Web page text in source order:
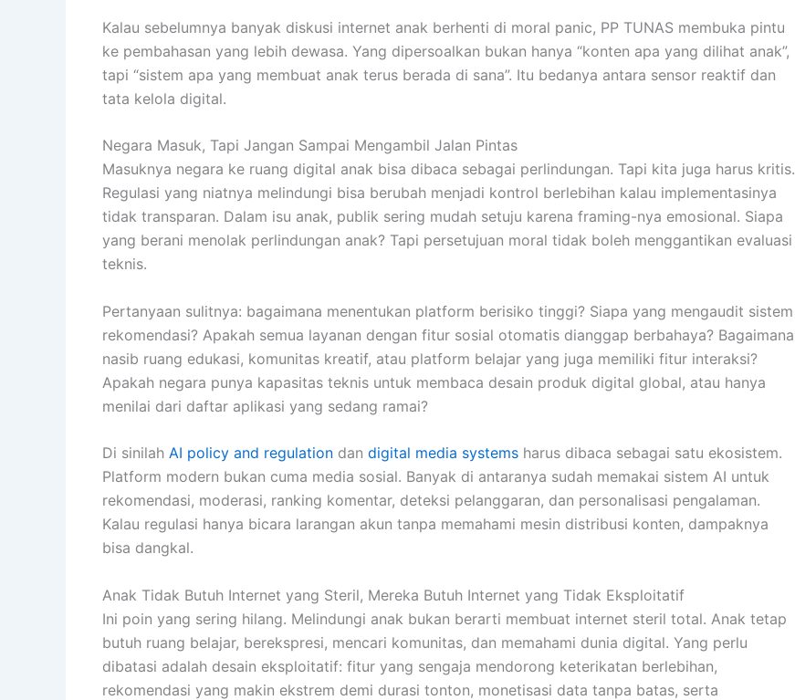
Kalau sebelumnya banyak diskusi internet anak berhenti di moral panic, PP TUNAS membuka pintu
ke pembahasan yang lebih dewasa. Yang dipersoalkan bukan hanya “konten apa yang dilihat anak”,
tapi “sistem apa yang membuat anak terus berada di sana”. Itu bedanya antara sensor reaktif dan
tata kelola digital.
Negara Masuk, Tapi Jangan Sampai Mengambil Jalan Pintas
Masuknya negara ke ruang digital anak bisa dibaca sebagai perlindungan. Tapi kita juga harus kritis.
Regulasi yang niatnya melindungi bisa berubah menjadi kontrol berlebihan kalau implementasinya
tidak transparan. Dalam isu anak, publik sering mudah setuju karena framing-nya emosional. Siapa
yang berani menolak perlindungan anak? Tapi persetujuan moral tidak boleh menggantikan evaluasi
teknis.
Pertanyaan sulitnya: bagaimana menentukan platform berisiko tinggi? Siapa yang mengaudit sistem
rekomendasi? Apakah semua layanan dengan fitur sosial otomatis dianggap berbahaya? Bagaimana
nasib ruang edukasi, komunitas kreatif, atau platform belajar yang juga memiliki fitur interaksi?
Apakah negara punya kapasitas teknis untuk membaca desain produk digital global, atau hanya
menilai dari daftar aplikasi yang sedang ramai?
Di sinilah AI policy and regulation dan digital media systems harus dibaca sebagai satu ekosistem.
Platform modern bukan cuma media sosial. Banyak di antaranya sudah memakai sistem AI untuk
rekomendasi, moderasi, ranking komentar, deteksi pelanggaran, dan personalisasi pengalaman.
Kalau regulasi hanya bicara larangan akun tanpa memahami mesin distribusi konten, dampaknya
bisa dangkal.
Anak Tidak Butuh Internet yang Steril, Mereka Butuh Internet yang Tidak Eksploitatif
Ini poin yang sering hilang. Melindungi anak bukan berarti membuat internet steril total. Anak tetap
butuh ruang belajar, berekspresi, mencari komunitas, dan memahami dunia digital. Yang perlu
dibatasi adalah desain eksploitatif: fitur yang sengaja mendorong keterikatan berlebihan,
rekomendasi yang makin ekstrem demi durasi tonton, monetisasi data tanpa batas, serta